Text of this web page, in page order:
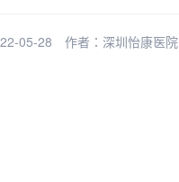
05-28 作者： 深圳怡康医院